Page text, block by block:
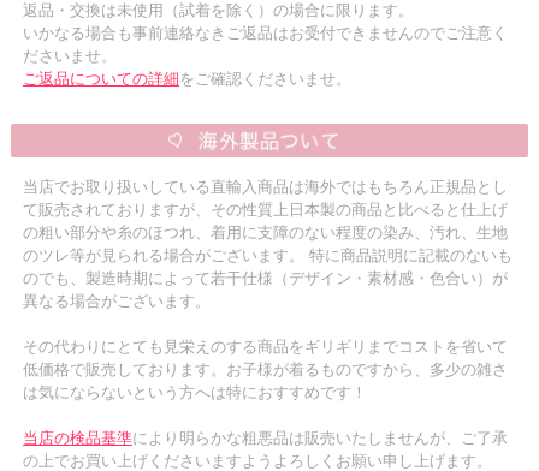
返品・交換は未使用（試着を除く）の場合に限ります。
いかなる場合も事前連絡なきご返品はお受付できませんのでご注意く
ださいませ。
ご返品についての詳細をご確認くださいませ。
当店でお取り扱いしている直輸入商品は海外ではもちろん正規品とし
て販売されておりますが、その性質上日本製の商品と比べると仕上げ
の粗い部分や糸のほつれ、着用に支障のない程度の染み、汚れ、生地
のツレ等が見られる場合がございます。 特に商品説明に記載のないも
のでも、製造時期によって若干仕様（デザイン・素材感・色合い）が
異なる場合がございます。
その代わりにとても見栄えのする商品をギリギリまでコストを省いて
低価格で販売しております。お子様が着るものですから、多少の雑さ
は気にならないという方へは特におすすめです！
当店の検品基準により明らかな粗悪品は販売いたしませんが、ご了承
の上でお買い上げくださいますようよろしくお願い申し上げます。